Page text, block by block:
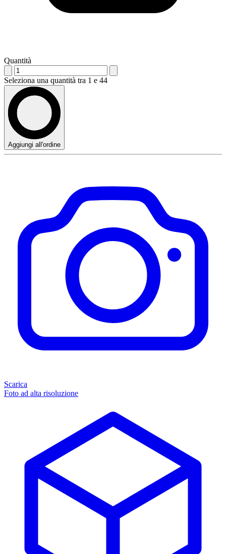
Quantità
Seleziona una quantità tra 1 e 44
Aggiungi all'ordine
Scarica
Foto ad alta risoluzione